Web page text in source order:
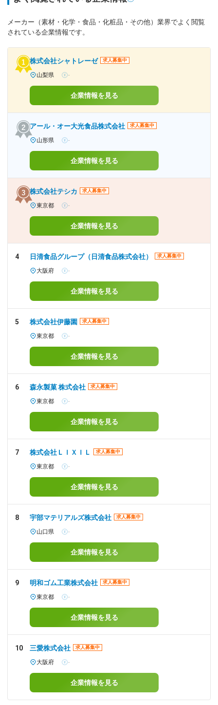
メーカー（素材・化学・食品・化粧品・その他）業界でよく閲覧
されている企業情報です。
株式会社シャトレーゼ 求人募集中
山梨県 -
企業情報を見る
アール・オー大光食品株式会社 求人募集中
山形県 -
企業情報を見る
株式会社テシカ 求人募集中
東京都 -
企業情報を見る
4 日清食品グループ（日清食品株式会社） 求人募集中
大阪府 -
企業情報を見る
5 株式会社伊藤園 求人募集中
東京都 -
企業情報を見る
6 森永製菓 株式会社 求人募集中
東京都 -
企業情報を見る
7 株式会社ＬＩＸＩＬ 求人募集中
東京都 -
企業情報を見る
8 宇部マテリアルズ株式会社 求人募集中
山口県 -
企業情報を見る
9 明和ゴム工業株式会社 求人募集中
東京都 -
企業情報を見る
10 三愛株式会社 求人募集中
大阪府 -
企業情報を見る